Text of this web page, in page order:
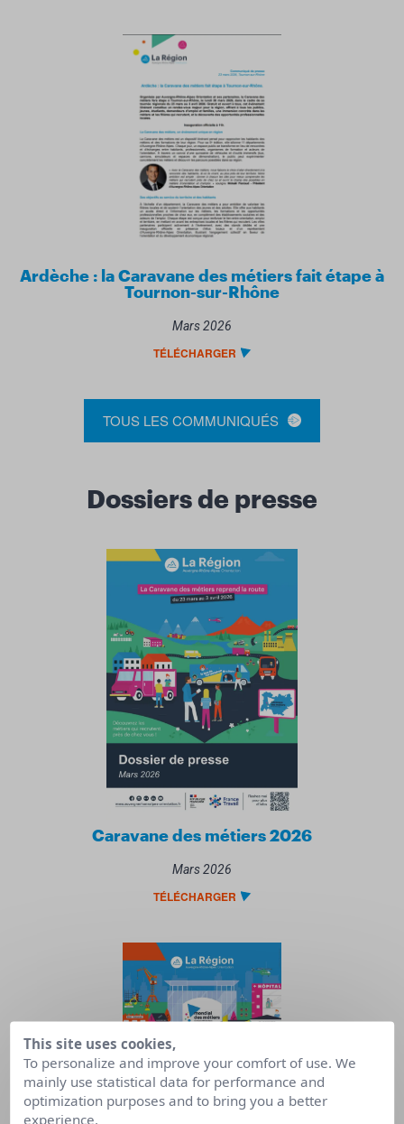
Ardèche : la Caravane des métiers fait étape à
Tournon-sur-Rhône
Mars 2026
TÉLÉCHARGER
TOUS LES COMMUNIQUÉS
Dossiers de presse
Caravane des métiers 2026
Mars 2026
TÉLÉCHARGER
This site uses cookies,
To personalize and improve your comfort of use. We
mainly use statistical data for performance and
optimization purposes and to bring you a better
experience.